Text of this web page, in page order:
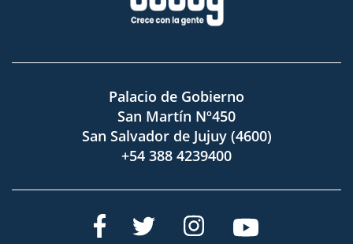
Palacio de Gobierno
San Martín Nº450
San Salvador de Jujuy (4600)
+54 388 4239400